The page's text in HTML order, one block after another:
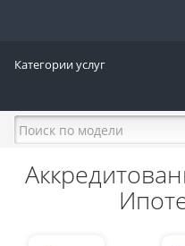
Категории услуг